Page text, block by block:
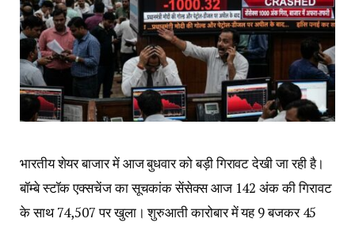
भारतीय शेयर बाजार में आज बुधवार को बड़ी गिरावट देखी जा रही है।
बॉम्बे स्टॉक एक्सचेंज का सूचकांक सेंसेक्स आज 142 अंक की गिरावट
के साथ 74,507 पर खुला। शुरुआती कारोबार में यह 9 बजकर 45